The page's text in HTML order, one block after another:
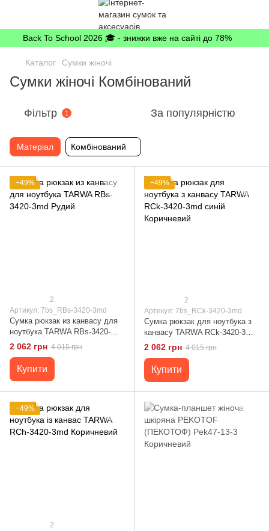
Back To School 2026 🎓 - знижки вже на сайті до 78%
Каталог Сумки жіночі
Сумки жіночі Комбінований
Фільтр 1 За популярністю
Матеріал Комбінований
−49%
2
Артикул: 7bs_RBs-3420-3md
Сумка рюкзак из канвасу для
ноутбука TARWA RBs-3420-
3md Рудий
2 062 грн 4 015 грн
Купити
−49%
2
Артикул: 7bs_RCk-3420-3md
Сумка рюкзак для ноутбука з
канвасу TARWA RCk-3420-3md
синій Коричневий
2 062 грн 4 015 грн
Купити
−49%
2